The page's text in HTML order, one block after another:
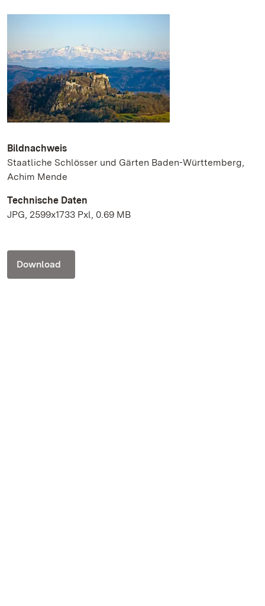
Bildnachweis
Staatliche Schlösser und Gärten Baden-Württemberg,
Achim Mende
Technische Daten
JPG, 2599x1733 Pxl, 0.69 MB
Download